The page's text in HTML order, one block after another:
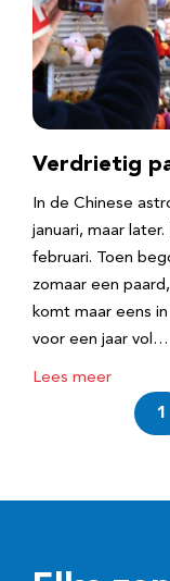
Verdrietig
In de Chinese
januari, maar
februari. Toen
zomaar een
komt maar eens
voor een jaar vol…
Lees meer
1